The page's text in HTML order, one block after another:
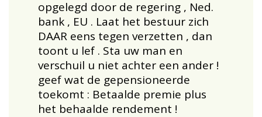
opgelegd door de regering , Ned.
bank , EU . Laat het bestuur zich
DAAR eens tegen verzetten , dan
toont u lef . Sta uw man en
verschuil u niet achter een ander !
geef wat de gepensioneerde
toekomt : Betaalde premie plus
het behaalde rendement !